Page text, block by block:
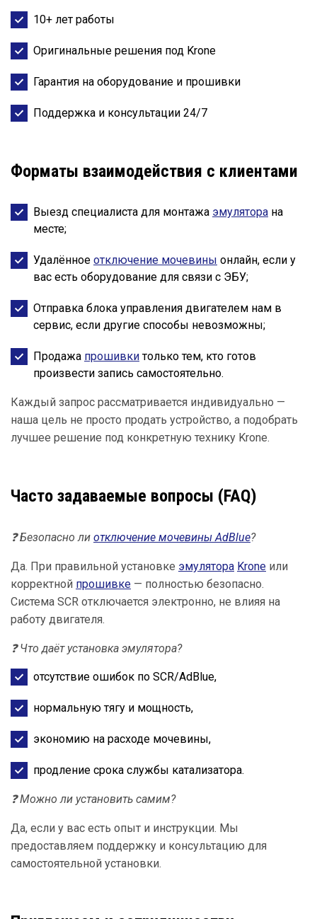
10+ лет работы
Оригинальные решения под Krone
Гарантия на оборудование и прошивки
Поддержка и консультации 24/7
Форматы взаимодействия с клиентами
Выезд специалиста для монтажа эмулятора на
месте;
Удалённое отключение мочевины онлайн, если у
вас есть оборудование для связи с ЭБУ;
Отправка блока управления двигателем нам в
сервис, если другие способы невозможны;
Продажа прошивкитолько тем, кто готов
произвести запись самостоятельно.
Каждый запрос рассматривается индивидуально —
наша цель не просто продать устройство, а подобрать
лучшее решение под конкретную технику Krone.
Часто задаваемые вопросы (FAQ)
❓ Безопасно ли отключение мочевины AdBlue?
Да. При правильной установке эмулятора Krone или
корректной прошивке — полностью безопасно.
Система SCR отключается электронно, не влияя на
работу двигателя.
❓ Что даёт установка эмулятора?
отсутствие ошибок по SCR/AdBlue,
нормальную тягу и мощность,
экономию на расходе мочевины,
продление срока службы катализатора.
❓ Можно ли установить самим?
Да, если у вас есть опыт и инструкции. Мы
предоставляем поддержку и консультацию для
самостоятельной установки.